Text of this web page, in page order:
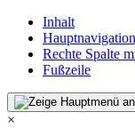
Inhalt
Hauptnavigation
Rechte Spalte
Fußzeile
×